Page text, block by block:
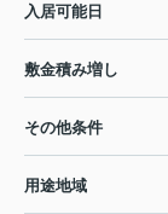
入居可能日
敷金積み増し
その他条件
用途地域